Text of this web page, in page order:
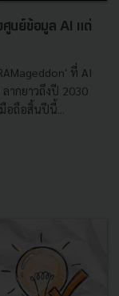
นย์ข้อมูล AI แต่
ที่ AI
ากยาวถึงปี 2030
อถือสิ้นปีนี้...